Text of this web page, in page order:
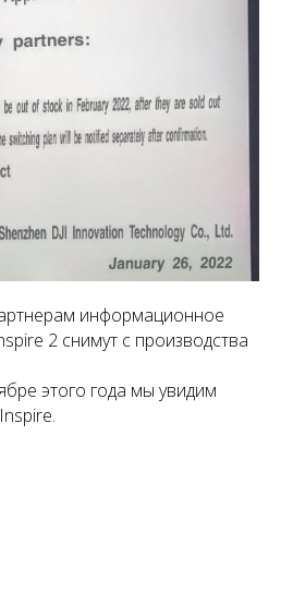
информационное
2 снимут с производства
этого года мы увидим